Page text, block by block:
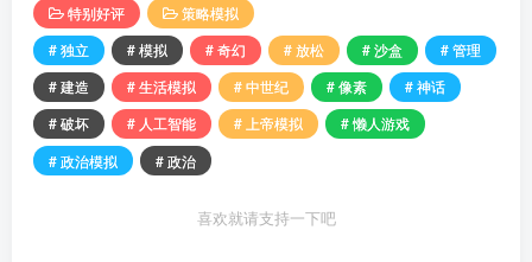
特别好评
策略模拟
# 独立
# 模拟 # 奇幻 # 放松 # 沙盒
# 管理
# 建造
# 生活模拟 # 中世纪 # 像素
# 神话
# 破坏
# 人工智能 # 上帝模拟
# 懒人游戏
# 政治模拟
# 政治
喜欢就请支持一下吧